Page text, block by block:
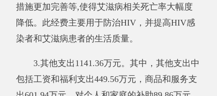
安排、因客观条件发生变化无法按原计划实施，
需要延迟到以后年度按有关规定继续使用的资
入、经营收入、其他收入的结转和结余。
基本支出：指为保障机构正常运转、完成日
常工作任务而发生的人员支出和公用支出。